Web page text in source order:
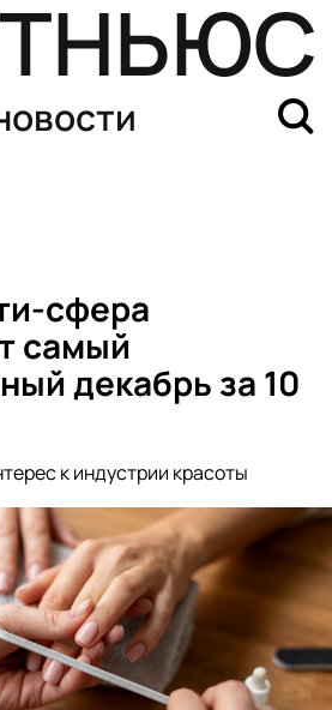
сфера
самый
декабрь за 10
к индустрии красоты
выпуск облигаций в юанях